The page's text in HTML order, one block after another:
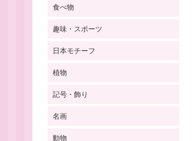
食べ物
趣味・スポーツ
日本モチーフ
植物
記号・飾り
名画
動物